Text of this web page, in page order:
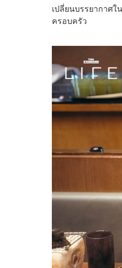
เปลี่ยนบรรยากาศ
ครอบครัว